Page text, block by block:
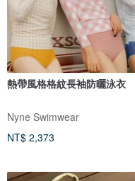
熱帶風格格紋長袖防曬泳衣
Nyne Swimwear
NT$ 2,373